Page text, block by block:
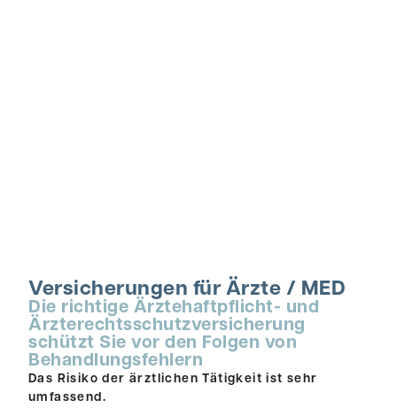
Versicherungen für Ärzte / MED
Die richtige Ärztehaftpflicht- und
Ärzterechtsschutz­versicherung
schützt Sie vor den Folgen von
Behandlungsfehlern
Das Risiko der ärztlichen Tätigkeit ist sehr
umfassend.